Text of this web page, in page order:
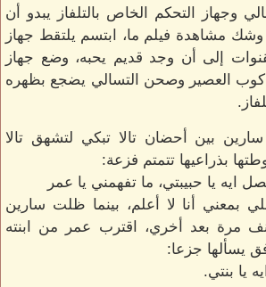
وجهاز التحكم الخاص بالتلفاز يبدو أن
مشاهدة فيلم ما، ابتسم يلتقط جهاز
إلى أن وجد قديم يحبه، وضع جهاز
كوب العصير وصحن التسالي يضجع بظهره
بين أحضان تالا تبكي لتشهق تالا
بذراعيها تتمتم فزعة:
ايه يا حبيبتي، ما تفهمني يا عمر
بمعني أنا لا أعلم، بينما ظلت سارين
مرة بعد أخري، اقترب عمر من ابنته
يسألها جزعا:
يا بنتي.